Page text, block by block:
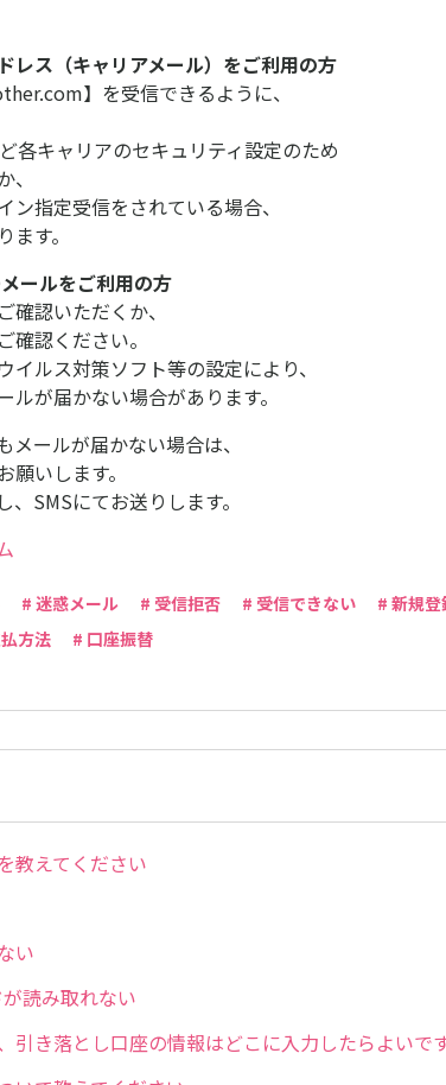
レス（キャリアメール）をご利用の方
】を受信できるように、
キャリアのセキュリティ設定のため
指定受信をされている場合、
す。
ールをご利用の方
確認いただくか、
確認ください。
イルス対策ソフト等の設定により、
が届かない場合があります。
ールが届かない場合は、
いします。
SMSにてお送りします。
# 迷惑メール # 受信拒否 # 受信できない
# 新規
方法 # 口座振替
教えてください
い
読み取れない
引き落とし口座の情報はどこに入力したらよいで